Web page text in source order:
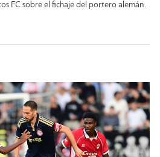
FC sobre el fichaje del portero alemán.